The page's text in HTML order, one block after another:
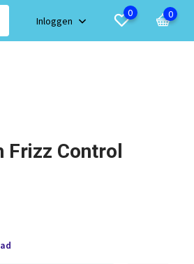
Inloggen
0 0
Frizz Control